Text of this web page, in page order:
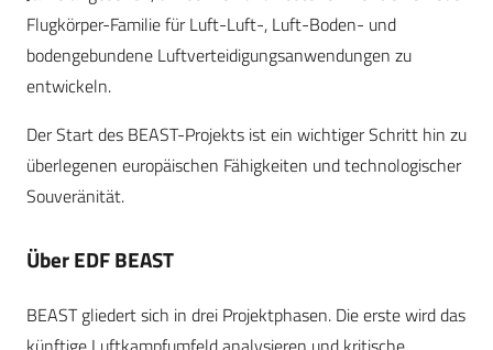
Flugkörper-Familie für Luft-Luft-, Luft-Boden- und
bodengebundene Luftverteidigungsanwendungen zu
entwickeln.
Der Start des BEAST-Projekts ist ein wichtiger Schritt hin zu
überlegenen europäischen Fähigkeiten und technologischer
Souveränität.
Über EDF BEAST
BEAST gliedert sich in drei Projektphasen. Die erste wird das